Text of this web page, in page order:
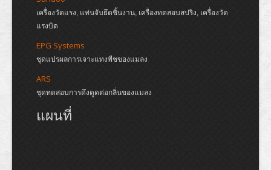
เครื่องวัดแรง, แท่นจับยึดชิ้นงาน, เครื่องทดสอบสปริง, เครื่องวัด
แรงบิด
EPG Systems
ชุดแปรผลการเจาะแทงพืชของแมลง
ARS
ชุดทดสอบการดึงดูดต่อกลิ่นของแมลง
แผนที่